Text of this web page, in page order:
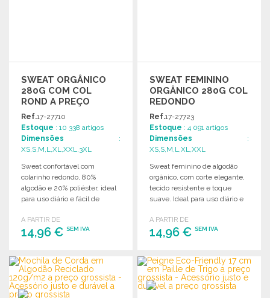
SWEAT ORGÂNICO
280G COM COL
ROND A PREÇO
GROSSISTA
Ref.17-27710
Estoque : 10 338 artigos
Dimensões :
XS,S,M,L,XL,XXL,3XL
Sweat confortável com
colarinho redondo, 80%
algodão e 20% poliéster, ideal
para uso diário e fácil de
A PARTIR DE
14,96 € SEM IVA
ENCOMENDAR
Solicitar um orçamento
SWEAT FEMININO
ORGÂNICO 280G COL
REDONDO
Ref.17-27723
Estoque : 4 091 artigos
Dimensões :
XS,S,M,L,XL,XXL
Sweat feminino de algodão
orgânico, com corte elegante,
tecido resistente e toque
suave. Ideal para uso diário e
A PARTIR DE
14,96 €SEM IVA
ENCOMENDAR
Solicitar um orçamento